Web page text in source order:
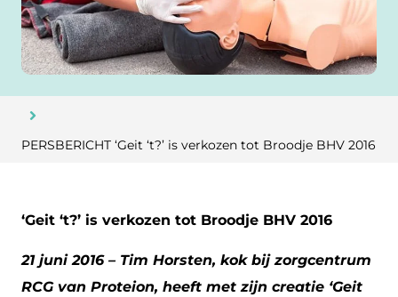
PERSBERICHT ‘Geit ‘t?’ is verkozen tot Broodje BHV 2016
‘Geit ‘t?’ is verkozen tot Broodje BHV 2016
21 juni 2016 – Tim Horsten, kok bij zorgcentrum
RCG van Proteion, heeft met zijn creatie ‘Geit